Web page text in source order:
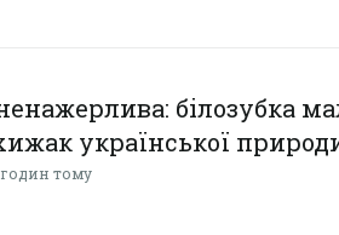
білозубка
української
тому